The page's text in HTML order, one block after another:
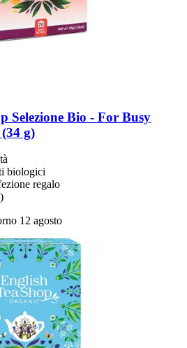
Selezione Bio -​ For Busy
g)
biologici
regalo
12 agosto